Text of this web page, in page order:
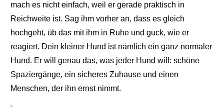
mach es nicht einfach, weil er gerade praktisch in
Reichweite ist. Sag ihm vorher an, dass es gleich
hochgeht, üb das mit ihm in Ruhe und guck, wie er
reagiert. Dein kleiner Hund ist nämlich ein ganz normaler
Hund. Er will genau das, was jeder Hund will: schöne
Spaziergänge, ein sicheres Zuhause und einen
Menschen, der ihn ernst nimmt.